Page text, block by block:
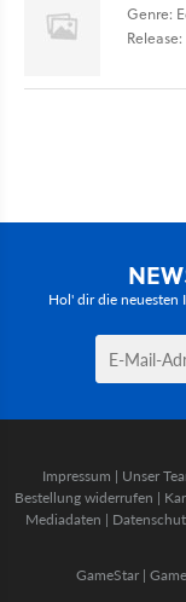
Genre:
Hol' dir die neuesten
Impressum | Unser
Bestellung widerrufen |
Mediadaten |
GameStar|